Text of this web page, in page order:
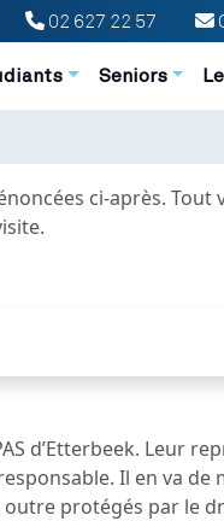
02 627 22 57
Seniors
ci-après.
d’Etterbeek. Leur
Il en va de
protégés par le